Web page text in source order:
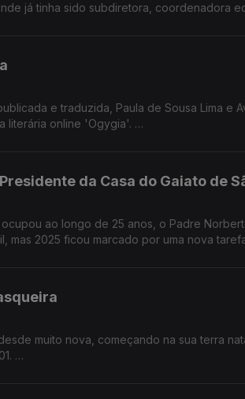
já tinha sido subdiretora, coordenadora
Raposo.
e traduzida, Paula de Sousa Lima e
mundo literário: criaram a revista literária online 'Ogygia'.
vozes em português alcancem a dimensão
Raposo, presidente da Umar Açores.
da Casa do Gaiato de
ao longo de 25 anos, o Padre
mas 2025 ficou marcado por uma nova
instituição a quem são confiadas crianças e
e como podemos colaborar?
e Maria José Raposo, presidente da
muito nova, começando na sua terra